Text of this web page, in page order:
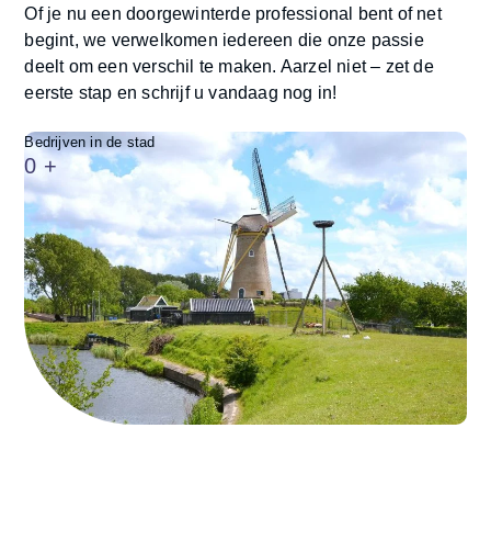
Bedrijven in de stad
0 +
Of je nu een doorgewinterde professional bent of net
begint, we verwelkomen iedereen die onze passie
deelt om een verschil te maken. Aarzel niet – zet de
eerste stap en schrijf u vandaag nog in!